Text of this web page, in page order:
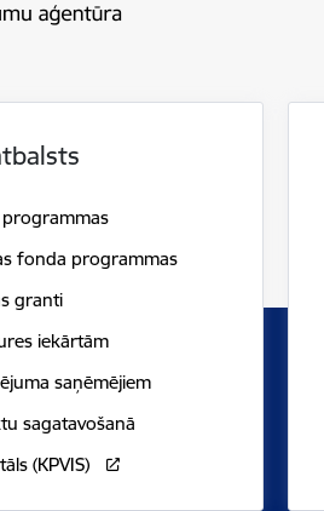
fonda programmas
granti
iekārtām
saņēmējiem
sagatavošanā
(KPVIS)